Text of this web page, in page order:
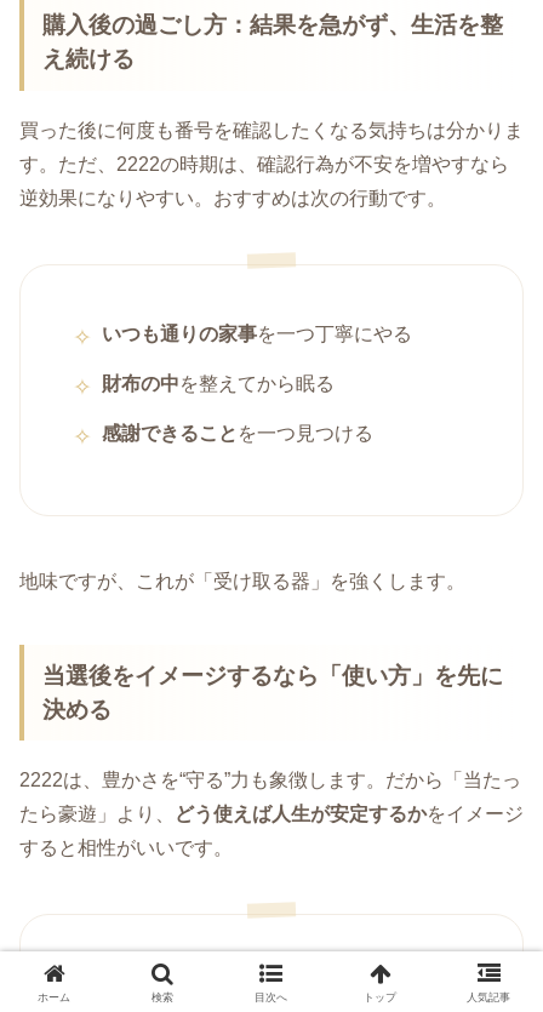
購入後の過ごし方：結果を急がず、生活を整
え続ける
買った後に何度も番号を確認したくなる気持ちは分かりま
す。ただ、2222の時期は、確認行為が不安を増やすなら
逆効果になりやすい。おすすめは次の行動です。
いつも通りの家事を一つ丁寧にやる
財布の中を整えてから眠る
感謝できること を一つ見つける
地味ですが、これが「受け取る器」を強くします。
当選後をイメージするなら「使い方」を先に
決める
2222は、豊かさを“守る”力も象徴します。だから「当たっ
たら豪遊」より、
どう使えば人生が安定するかをイメージ
すると相性がいいです。
貯める割合 を決める
ホーム 検索 目次へ トップ 人気記事